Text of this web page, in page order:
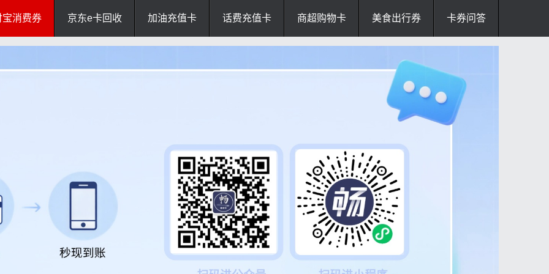
宝消费券 京东e卡回收 加油充值卡 话费充值卡 商超购物卡 美食出行券 卡券问答